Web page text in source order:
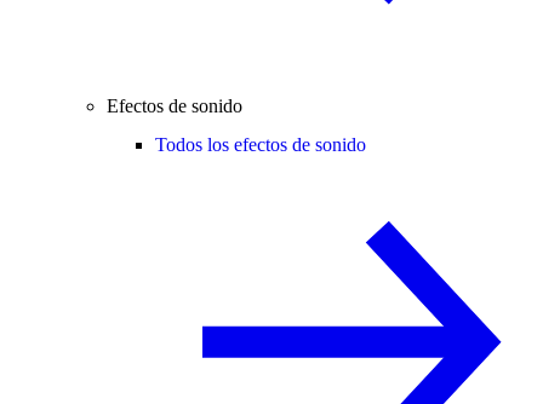
Efectos de sonido
Todos los efectos de sonido